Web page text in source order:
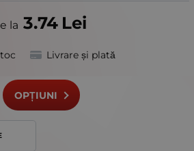
3.74 Lei
Livrare și plată
OPȚIUNI